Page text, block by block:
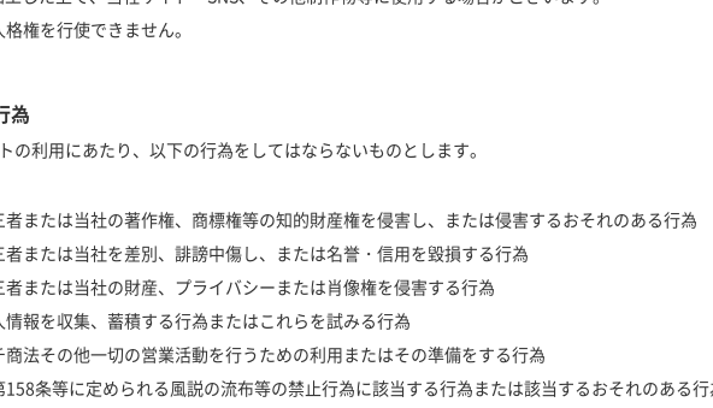
権を行使できません。
為
の利用にあたり、以下の行為をしてはならないものとします。
または当社の著作権、商標権等の知的財産権を侵害し、または侵害するおそれのある行為
または当社を差別、誹謗中傷し、または名誉・信用を毀損する行為
または当社の財産、プライバシーまたは肖像権を侵害する行為
報を収集、蓄積する行為またはこれらを試みる行為
法その他一切の営業活動を行うための利用またはその準備をする行為
条等に定められる風説の流布等の禁止行為に該当する行為または該当するおそれのある行